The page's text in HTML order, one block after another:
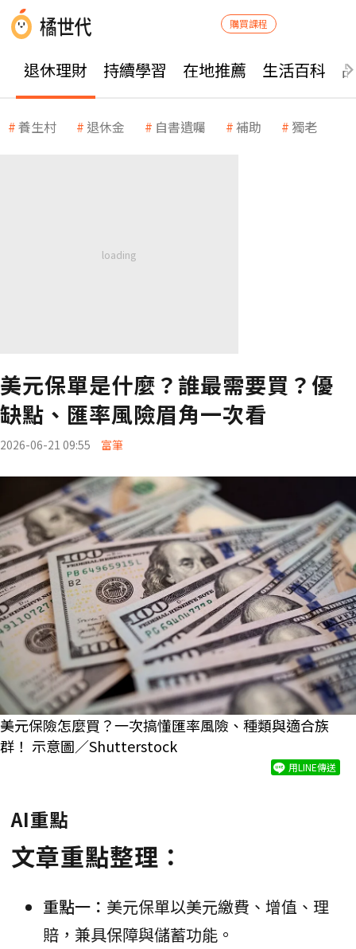
購買課程
退休理財 持續學習 在地推薦 生活百科
養生村 退休金 自書遺囑 補助 獨老
美元保單是什麼？誰最需要買？優
缺點、匯率風險眉角一次看
2026-06-21 09:55 富筆
美元保險怎麼買？一次搞懂匯率風險、種類與適合族
群！ 示意圖／Shutterstock
用LINE傳送
AI重點
文章重點整理：
重點一： 美元保單以美元繳費、增值、理
賠，兼具保障與儲蓄功能。